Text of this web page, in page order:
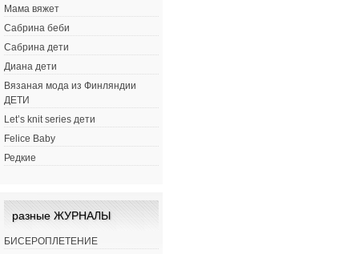
Мама вяжет
Сабрина беби
Сабрина дети
Диана дети
Вязаная мода из Финляндии
ДЕТИ
Let’s knit series дети
Felice Baby
Редкие
разные ЖУРНАЛЫ
БИСЕРОПЛЕТЕНИЕ